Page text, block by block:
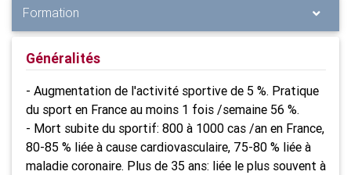
Formation
Généralités
- Augmentation de l'activité sportive de 5 %. Pratique
du sport en France au moins 1 fois /semaine 56 %.
- Mort subite du sportif: 800 à 1000 cas /an en France,
80-85 % liée à cause cardiovasculaire, 75-80 % liée à
maladie coronaire. Plus de 35 ans: liée le plus souvent à